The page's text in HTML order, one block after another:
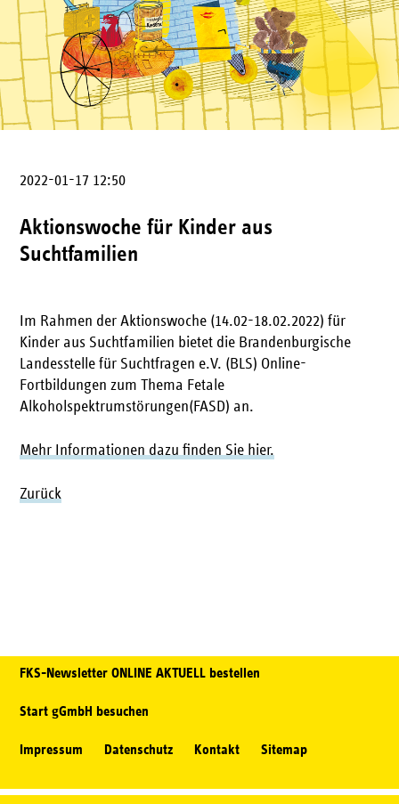
2022-01-17 12:50
Aktionswoche für Kinder aus
Suchtfamilien
Im Rahmen der Aktionswoche (14.02-18.02.2022) für
Kinder aus Suchtfamilien bietet die Brandenburgische
Landesstelle für Suchtfragen e.V. (BLS) Online-
Fortbildungen zum Thema Fetale
Alkoholspektrumstörungen(FASD) an.
Mehr Informationen dazu finden Sie hier.
Zurück
FKS-Newsletter ONLINE AKTUELL bestellen
Start gGmbH besuchen
Impressum Datenschutz Kontakt Sitemap